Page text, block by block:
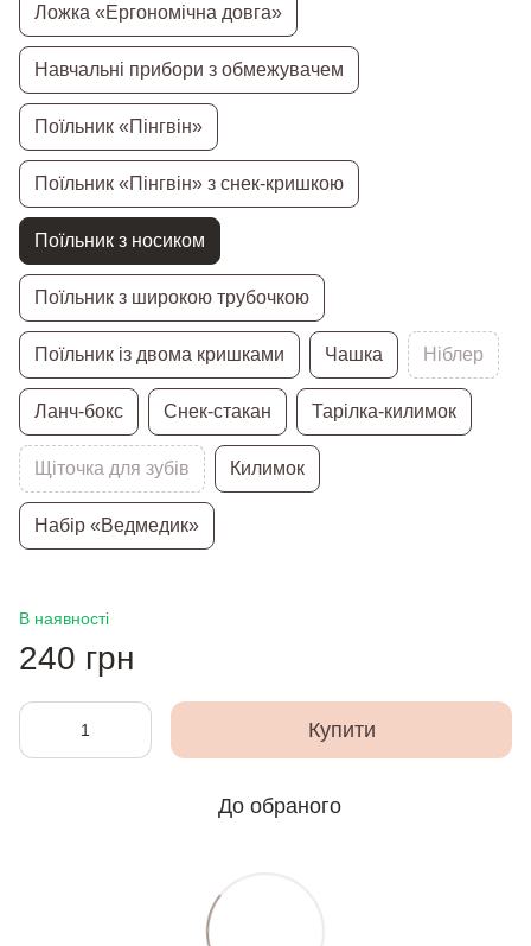
Ложка «Ергономічна довга»
Навчальні прибори з обмежувачем
Поїльник «Пінгвін»
Поїльник «Пінгвін» з снек-кришкою
Поїльник з носиком
Поїльник з широкою трубочкою
Поїльник із двома кришками Чашка Ніблер
Ланч-бокс Снек-стакан Тарілка-килимок
Щіточка для зубів Килимок
Набір «Ведмедик»
В наявності
240 грн
Купити
До обраного